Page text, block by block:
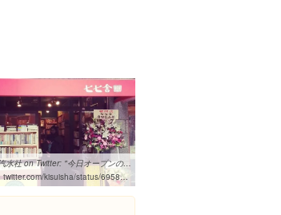
古書 汽水社 on Twitter: "今日オープンの七七舎へ。とても良い感じで ...
twitter.com/kisuisha/status/695801438740480001